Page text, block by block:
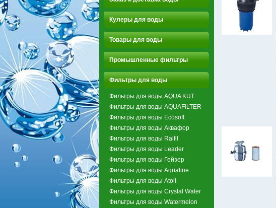
Кулеры для воды
Товары для воды
Промышленные фильтры
Фильтры для воды
Фильтры для воды AQUA KUT
Фильтры для воды AQUAFILTER
Фильтры для воды Ecosoft
Фильтры для воды Аквафор
Фильтры для воды Raifil
Фильтры для воды Leader
Фильтры для воды Гейзер
Фильтры для воды Aqualine
Фильтры для воды Atoll
Фильтры для воды Crystal Water
Фильтры для воды Watermelon